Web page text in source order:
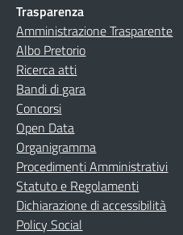
Trasparenza
Amministrazione Trasparente
Albo Pretorio
Ricerca atti
Bandi di gara
Concorsi
Open Data
Organigramma
Procedimenti Amministrativi
Statuto e Regolamenti
Dichiarazione di accessibilità
Policy Social